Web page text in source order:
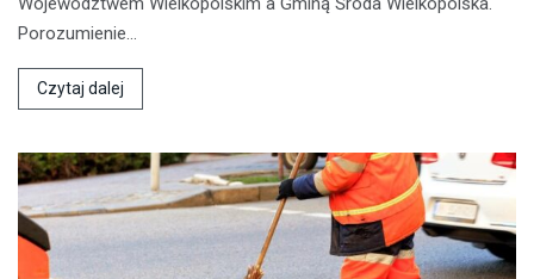
Porozumienie…
Czytaj dalej